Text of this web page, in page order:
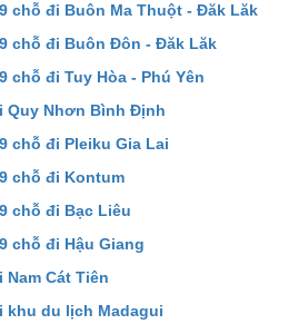
chỗ đi Buôn Ma Thuột - Đăk Lăk
chỗ đi Buôn Đôn - Đăk Lăk
chỗ đi Tuy Hòa - Phú Yên
Quy Nhơn Bình Định
chỗ đi Pleiku Gia Lai
chỗ đi Kontum
chỗ đi Bạc Liêu
chỗ đi Hậu Giang
Cát Tiên
khu du lịch Madagui